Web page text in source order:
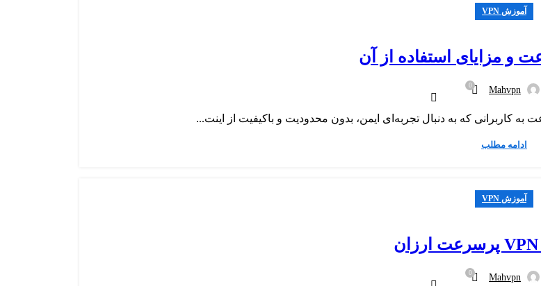
آموزش VPN
Mahvpn
0
ادامه مطلب
آموزش VPN
Mahvpn
0